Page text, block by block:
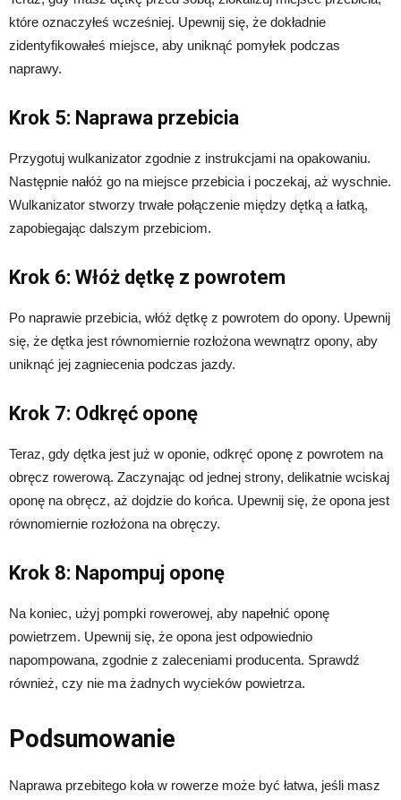
które oznaczyłeś wcześniej. Upewnij się, że dokładnie
zidentyfikowałeś miejsce, aby uniknąć pomyłek podczas
naprawy.
Krok 5: Naprawa przebicia
Przygotuj wulkanizator zgodnie z instrukcjami na opakowaniu.
Następnie nałóż go na miejsce przebicia i poczekaj, aż wyschnie.
Wulkanizator stworzy trwałe połączenie między dętką a łatką,
zapobiegając dalszym przebiciom.
Krok 6: Włóż dętkę z powrotem
Po naprawie przebicia, włóż dętkę z powrotem do opony. Upewnij
się, że dętka jest równomiernie rozłożona wewnątrz opony, aby
uniknąć jej zagniecenia podczas jazdy.
Krok 7: Odkręć oponę
Teraz, gdy dętka jest już w oponie, odkręć oponę z powrotem na
obręcz rowerową. Zaczynając od jednej strony, delikatnie wciskaj
oponę na obręcz, aż dojdzie do końca. Upewnij się, że opona jest
równomiernie rozłożona na obręczy.
Krok 8: Napompuj oponę
Na koniec, użyj pompki rowerowej, aby napełnić oponę
powietrzem. Upewnij się, że opona jest odpowiednio
napompowana, zgodnie z zaleceniami producenta. Sprawdź
również, czy nie ma żadnych wycieków powietrza.
Podsumowanie
Naprawa przebitego koła w rowerze może być łatwa, jeśli masz